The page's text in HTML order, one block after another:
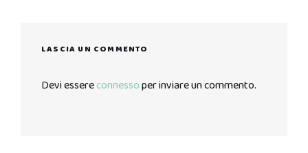
LASCIA UN COMMENTO
Devi essereconnessoper inviare un commento.